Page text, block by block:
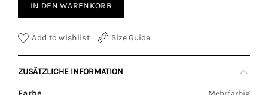
IN DEN WARENKORB
Add to wishlist Size Guide
ZUSÄTZLICHE INFORMATION